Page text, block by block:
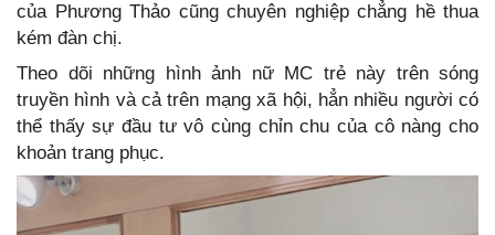
của Phương Thảo cũng chuyên nghiệp chẳng hề thua
kém đàn chị.
Theo dõi những hình ảnh nữ MC trẻ này trên sóng
truyền hình và cả trên mạng xã hội, hẳn nhiều người có
thể thấy sự đầu tư vô cùng chỉn chu của cô nàng cho
khoản trang phục.